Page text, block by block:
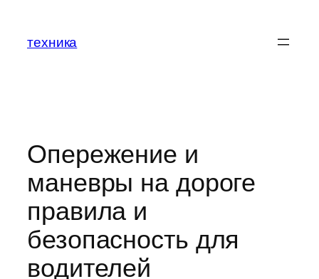
содержимому
техника
Опережение и
маневры на дороге
правила и
безопасность для
водителей